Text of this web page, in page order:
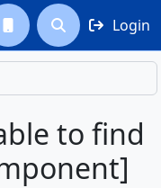
  Login
to find